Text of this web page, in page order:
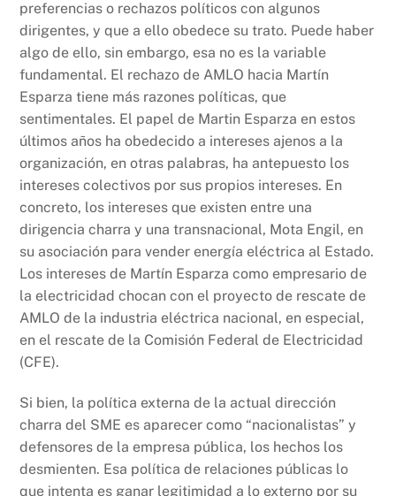
preferencias o rechazos políticos con algunos
dirigentes, y que a ello obedece su trato. Puede haber
algo de ello, sin embargo, esa no es la variable
fundamental. El rechazo de AMLO hacia Martín
Esparza tiene más razones políticas, que
sentimentales. El papel de Martin Esparza en estos
últimos años ha obedecido a intereses ajenos a la
organización, en otras palabras, ha antepuesto los
intereses colectivos por sus propios intereses. En
concreto, los intereses que existen entre una
dirigencia charra y una transnacional, Mota Engil, en
su asociación para vender energía eléctrica al Estado.
Los intereses de Martín Esparza como empresario de
la electricidad chocan con el proyecto de rescate de
AMLO de la industria eléctrica nacional, en especial,
en el rescate de la Comisión Federal de Electricidad
(CFE).
Si bien, la política externa de la actual dirección
charra del SME es aparecer como “nacionalistas” y
defensores de la empresa pública, los hechos los
desmienten. Esa política de relaciones públicas lo
que intenta es ganar legitimidad a lo externo por su